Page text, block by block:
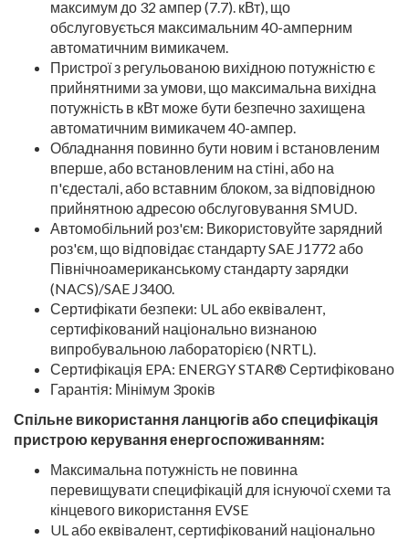
максимум до 32 ампер (7.7). кВт), що
обслуговується максимальним 40-амперним
автоматичним вимикачем.
Пристрої з регульованою вихідною потужністю є
прийнятними за умови, що максимальна вихідна
потужність в кВт може бути безпечно захищена
автоматичним вимикачем 40-ампер.
Обладнання повинно бути новим і встановленим
вперше, або встановленим на стіні, або на
п'єдесталі, або вставним блоком, за відповідною
прийнятною адресою обслуговування SMUD.
Автомобільний роз'єм: Використовуйте зарядний
роз'єм, що відповідає стандарту SAE J1772 або
Північноамериканському стандарту зарядки
(NACS)/SAE J3400.
Сертифікати безпеки: UL або еквівалент,
сертифікований національно визнаною
випробувальною лабораторією (NRTL).
Сертифікація EPA: ENERGY STAR® Сертифіковано
Гарантія: Мінімум 3років
Спільне використання ланцюгів або специфікація
пристрою керування енергоспоживанням:
Максимальна потужність не повинна
перевищувати специфікацій для існуючої схеми та
кінцевого використання EVSE
UL або еквівалент, сертифікований національно